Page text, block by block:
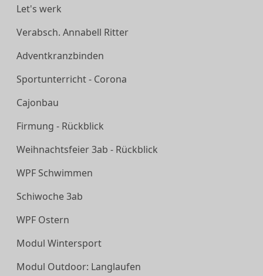
Let's werk
Verabsch. Annabell Ritter
Adventkranzbinden
Sportunterricht - Corona
Cajonbau
Firmung - Rückblick
Weihnachtsfeier 3ab - Rückblick
WPF Schwimmen
Schiwoche 3ab
WPF Ostern
Modul Wintersport
Modul Outdoor: Langlaufen